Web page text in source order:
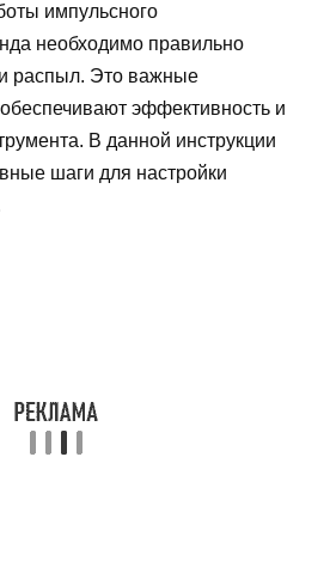
импульсного
необходимо правильно
распыл. Это важные
эффективность и
В данной инструкции
шаги для настройки